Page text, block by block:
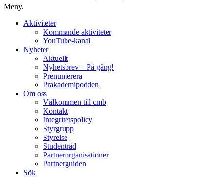
Meny.
Aktiviteter
Kommande aktiviteter
YouTube-kanal
Nyheter
Aktuellt
Nyhetsbrev – På gång!
Prenumerera
Prakademipodden
Om oss
Välkommen till cmb
Kontakt
Integritetspolicy
Styrgrupp
Styrelse
Studentråd
Partnerorganisationer
Partnerguiden
Sök